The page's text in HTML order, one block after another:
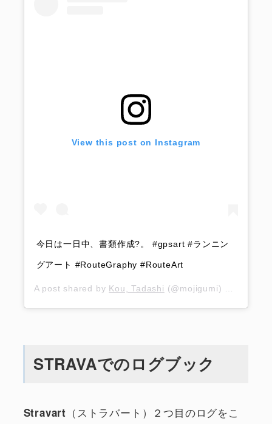
View this post on Instagram
今日は一日中、書類作成?。 #gpsart #ランニン
グアート #RouteGraphy #RouteArt
A post shared by Kou, Tadashi (@mojigumi) on
STRAVAでのログブック
Stravart （ストラバート）２つ目のログをこ